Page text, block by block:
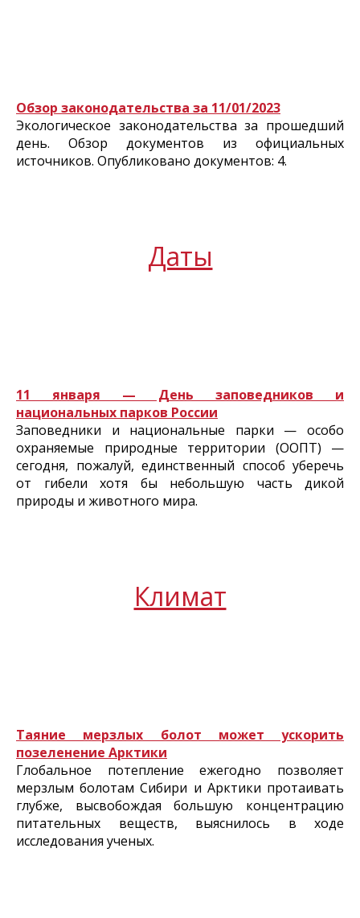
Обзор законодательства за 11/01/2023
Экологическое законодательства за прошедший
день. Обзор документов из официальных
источников. Опубликовано документов: 4.
Даты
11 января — День заповедников и
национальных парков России
Заповедники и национальные парки — особо
охраняемые природные территории (ООПТ) —
сегодня, пожалуй, единственный способ уберечь
от гибели хотя бы небольшую часть дикой
природы и животного мира.
Климат
Таяние мерзлых болот может ускорить
позеленение Арктики
Глобальное потепление ежегодно позволяет
мерзлым болотам Сибири и Арктики протаивать
глубже, высвобождая большую концентрацию
питательных веществ, выяснилось в ходе
исследования ученых.